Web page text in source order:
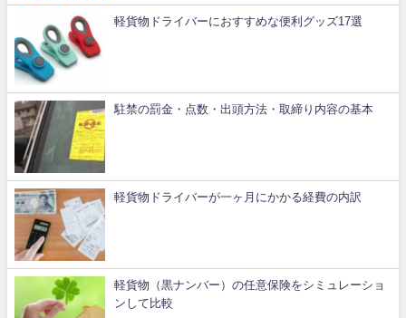
軽貨物ドライバーにおすすめな便利グッズ17選
駐禁の罰金・点数・出頭方法・取締り内容の基本
軽貨物ドライバーが一ヶ月にかかる経費の内訳
軽貨物（黒ナンバー）の任意保険をシミュレーショ
ンして比較